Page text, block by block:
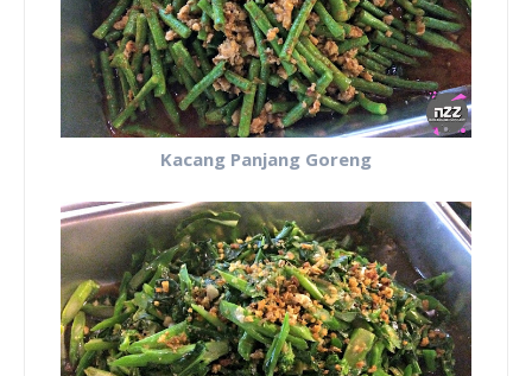
Kacang Panjang Goreng